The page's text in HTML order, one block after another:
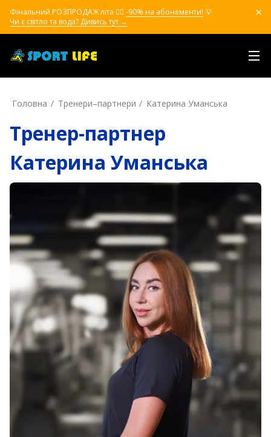
Фінальний РОЗПРОДАЖ літа ❤️‍🔥 -90% на абонементи! 💡
Чи є світло та вода? Дивись тут →
Головна Тренери–партнери Катерина Уманська
Тренер-партнер
Катерина Уманська